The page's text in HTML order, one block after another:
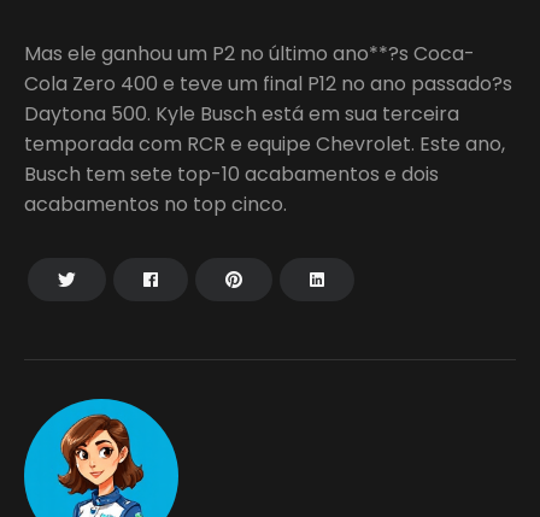
Mas ele ganhou um P2 no último ano**?s Coca-
Cola Zero 400 e teve um final P12 no ano passado?s
Daytona 500. Kyle Busch está em sua terceira
temporada com RCR e equipe Chevrolet. Este ano,
Busch tem sete top-10 acabamentos e dois
acabamentos no top cinco.